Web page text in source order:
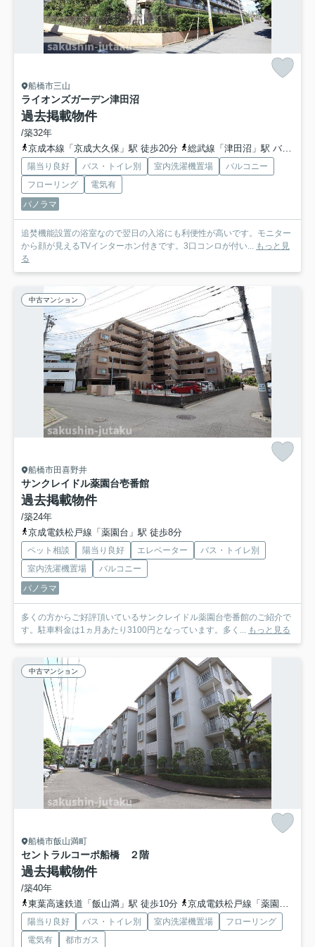
船橋市三山
ライオンズガーデン津田沼
過去掲載物件
/築32年
京成本線「京成大久保」駅 徒歩20分
総武線「津田沼」駅 バス7分 「藤崎６丁目」 停歩9分
陽当り良好 バス・トイレ別 室内洗濯機置場
バルコニー
フローリング
電気有
パノラマ
追焚機能設置の浴室なので翌日の入浴にも利便性が高いです。モニター
から顔が見えるTVインターホン付きです。3口コンロが付い... もっと見
る
中古マンション
船橋市田喜野井
サンクレイドル薬園台壱番館
過去掲載物件
/築24年
京成電鉄松戸線「薬園台」駅 徒歩8分
ペット相談 陽当り良好 エレベーター
バス・トイレ別
室内洗濯機置場
バルコニー
パノラマ
多くの方からご好評頂いているサンクレイドル薬園台壱番館のご紹介で
す。駐車料金は1ヵ月あたり3100円となっています。多く... もっと見る
中古マンション
船橋市飯山満町
セントラルコーポ船橋 ２階
過去掲載物件
/築40年
東葉高速鉄道「飯山満」駅 徒歩10分
京成電鉄松戸線「薬園台」駅 徒歩13分
陽当り良好 バス・トイレ別 室内洗濯機置場
フローリング
電気有
都市ガス